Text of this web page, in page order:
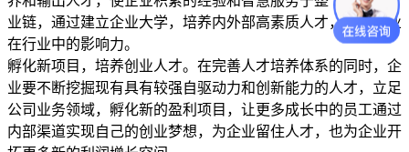
业链，通过建立企业大学，培养内外部高素质人才，提升企业
在行业中的影响力。
孵化新项目，培养创业人才。在完善人才培养体系的同时，企
业要不断挖掘现有具有较强自驱动力和创新能力的人才，立足
公司业务领域，孵化新的盈利项目，让更多成长中的员工通过
内部渠道实现自己的创业梦想，为企业留住人才，也为企业开